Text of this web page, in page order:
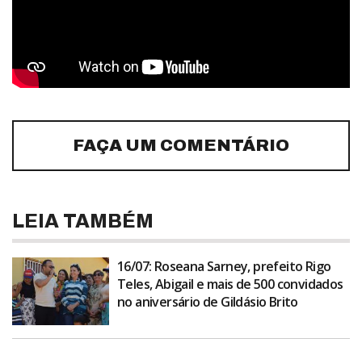
FAÇA UM COMENTÁRIO
LEIA TAMBÉM
16/07: Roseana Sarney, prefeito Rigo
Teles, Abigail e mais de 500 convidados
no aniversário de Gildásio Brito